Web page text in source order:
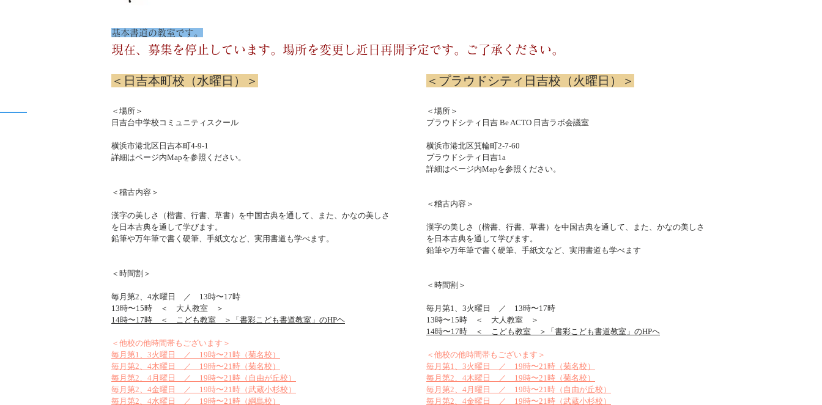
基本書道の教室です。
現在、募集を停止しています。場所を変更し近日再開予定です。ご了承ください。
＜日吉本町校（水曜日）＞
＜場所＞
日吉台中学校コミュニティスクール
横浜市港北区日吉本町4-9-1
詳細はページ内Mapを参照ください。
＜稽古内容＞
漢字の美しさ（楷書、行書、草書）を中国古典を通して、また、かなの美しさ
を日本古典を通して学びます。
鉛筆や万年筆で書く硬筆、手紙文など、実用書道も学べます。
＜時間割＞
毎月第2、4水曜日 ／ 13時〜17時
13時〜15時 ＜ 大人教室 ＞
14時〜17時 ＜ こども教室 ＞「書彩こども書道教室」のHPヘ
＜他校の他時間帯もございます＞
毎月第1、3火曜日 ／ 19時〜21時（菊名校）
毎月第2、4木曜日 ／ 19時〜21時（菊名校）
毎月第2、4月曜日 ／ 19時〜21時（自由が丘校）
​​毎月第2、4金曜日 ／ 19時〜21時（武蔵小杉校）
​毎月第2、4水曜日 ／ 19時〜21時（綱島校）
＜プラウドシティ日吉校（火曜日）＞
＜場所＞
​プラウドシティ日吉 Be ACTO 日吉ラボ会議室
横浜市港北区箕輪町2-7-60
プラウドシティ日吉1a
詳細はページ内Mapを参照ください。
＜稽古内容＞
漢字の美しさ（楷書、行書、草書）を中国古典を通して、また、かなの美しさ
を日本古典を通して学びます。
鉛筆や万年筆で書く硬筆、手紙文など、実用書道も学べます
＜時間割＞
毎月第1、3火曜日 ／ 13時〜17時
13時〜15時 ＜ 大人教室 ＞
14時〜17時 ＜ こども教室 ＞「書彩こども書道教室」のHPヘ
＜他校の他時間帯もございます＞
毎月第1、3火曜日 ／ 19時〜21時（菊名校）
毎月第2、4木曜日 ／ 19時〜21時（菊名校）
毎月第2、4月曜日 ／ 19時〜21時（自由が丘校）
​​毎月第2、4金曜日 ／ 19時〜21時（武蔵小杉校）